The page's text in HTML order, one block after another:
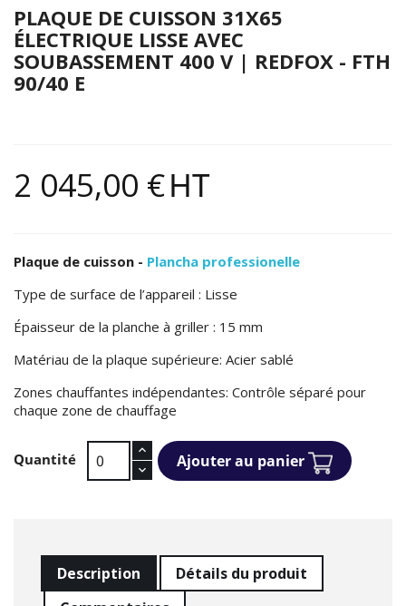
PLAQUE DE CUISSON 31X65
ÉLECTRIQUE LISSE AVEC
SOUBASSEMENT 400 V | REDFOX - FTH
90/40 E
2 045,00 €HT
Plaque de cuisson - Plancha professionelle
Type de surface de l’appareil : Lisse
Épaisseur de la planche à griller : 15 mm
Matériau de la plaque supérieure: Acier sablé
Zones chauffantes indépendantes: Contrôle séparé pour
chaque zone de chauffage
Quantité Ajouter au panier
Description
Détails du produit